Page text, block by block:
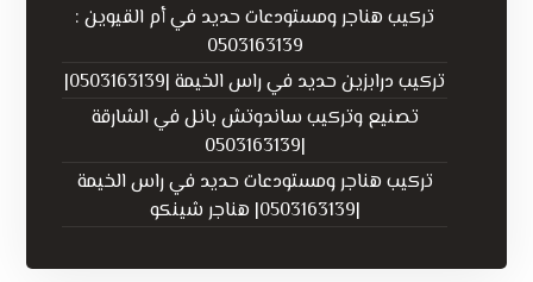
تركيب هناجر ومستودعات حديد في أم القيوين :
0503163139
تركيب درابزين حديد في راس الخيمة |0503163139|
تصنيع وتركيب ساندوتش بانل في الشارقة
|0503163139
تركيب هناجر ومستودعات حديد في راس الخيمة
|0503163139| هناجر شينكو